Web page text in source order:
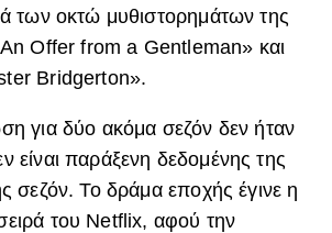
των οκτώ μυθιστορημάτων της
Offer from a Gentleman» και
Bridgerton».
για δύο ακόμα σεζόν δεν ήταν
είναι παράξενη δεδομένης της
σεζόν. Το δράμα εποχής έγινε η
του Netflix, αφού την